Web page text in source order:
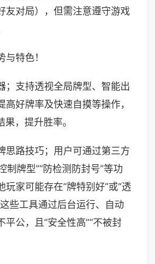
友对局），但需注意遵守游戏
特色！
；支持透视全局牌型、智能出
好牌率及快速自摸等操作，
，提升胜率。
思路技巧；用户可通过第三方
制牌型”“防检测防封号”等功
玩家可能存在“牌特别好”或“透
些工具通过后台运行、自动
公，且“安全性高”“不被封